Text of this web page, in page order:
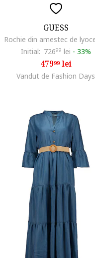
GUESS
Initial: 72699 lei - 33%
47999lei
Vandut de Fashion Days